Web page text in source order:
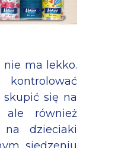
ma lekko.
się na
ale również
dzieciaki